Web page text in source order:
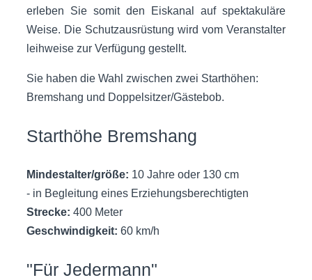
erleben Sie somit den Eiskanal auf spektakuläre
Weise. Die Schutzausrüstung wird vom Veranstalter
leihweise zur Verfügung gestellt.
Sie haben die Wahl zwischen zwei Starthöhen:
Bremshang und Doppelsitzer/Gästebob.
Starthöhe Bremshang
Mindestalter/größe: 10 Jahre oder 130 cm
- in Begleitung eines Erziehungsberechtigten
Strecke: 400 Meter
Geschwindigkeit: 60 km/h
"Für Jedermann"